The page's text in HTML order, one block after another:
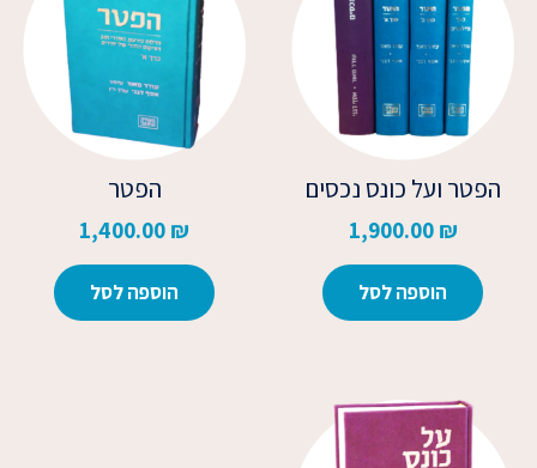
הפטר ועל כונס נכסים
1,900.00 ₪
הוספה לסל
הפטר
1,400.00 ₪
הוספה לסל